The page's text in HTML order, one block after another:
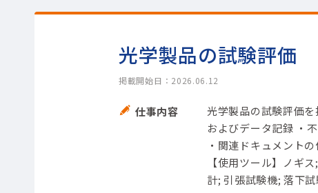
光学製品の試験評価
掲載開始日：2026.06.12
仕事内容
光学製品の試験評価
およびデータ記録 ・
・関連ドキュメント
【使用ツール】ノギ
計; 引張試験機; 落下